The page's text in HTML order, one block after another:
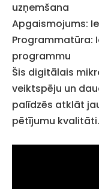
uzņemšana
Apgaismojums:
Programmatūra:
programmu
Šis digitālais
veiktspēju un
palīdzēs atklāt
pētījumu kvalitāti.